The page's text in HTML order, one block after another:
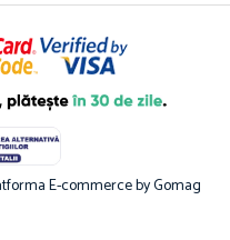
E-commerce by Gomag